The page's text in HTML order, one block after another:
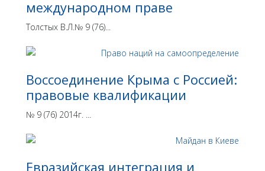
международном праве
Толстых В.Л.№ 9 (76)...
Воссоединение Крыма с Россией:
правовые квалификации
№ 9 (76) 2014г. ...
Евразийская интеграция и